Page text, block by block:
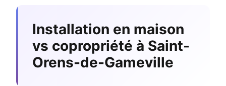
Installation en maison
vs copropriété à Saint-
Orens-de-Gameville